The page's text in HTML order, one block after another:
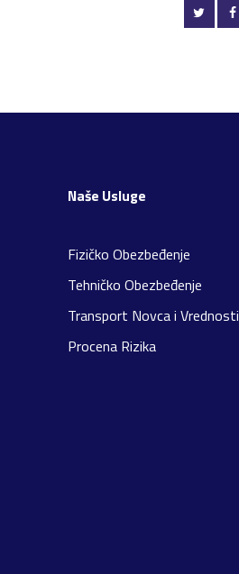
Naše Usluge
Fizičko Obezbeđenje
Tehničko Obezbeđenje
Transport Novca i Vrednosti
Procena Rizika